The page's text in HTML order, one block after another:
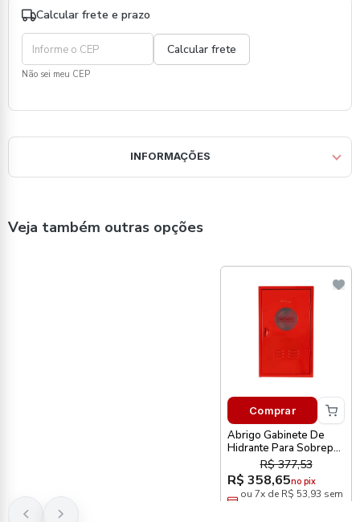
Calcular frete e prazo
Não sei meu CEP
INFORMAÇÕES
Veja também outras opções
Comprar
Abrigo Gabinete De
Hidrante Para Sobrepor
75 X 45 X 17cm
Metalcasty
R$ 377,53
R$ 358,65no pix
ou 7x de R$ 53,93 sem